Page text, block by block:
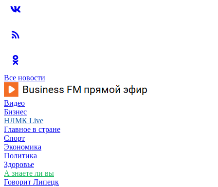
Все новости
Видео
Бизнес
НЛМК Live
Главное в стране
Спорт
Экономика
Политика
Здоровье
А знаете ли вы
Говорит Липецк